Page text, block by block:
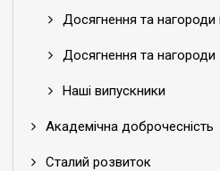
Досягнення та нагороди
Досягнення та нагороди
Наші випускники
Академічна доброчесність
Сталий розвиток